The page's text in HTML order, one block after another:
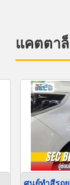
แคตตา
ศูนย์ทำสีรถ